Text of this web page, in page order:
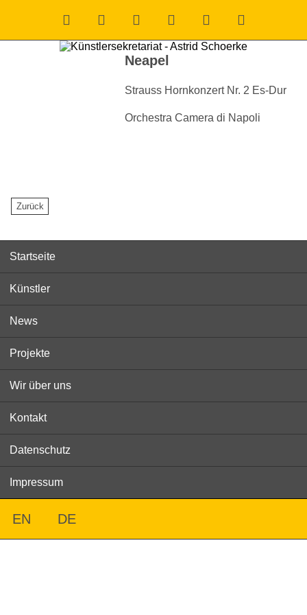
Neapel
Strauss Hornkonzert Nr. 2 Es-Dur
Orchestra Camera di Napoli
Startseite
Künstler
News
Projekte
Wir über uns
Kontakt
Datenschutz
Impressum
EN DE